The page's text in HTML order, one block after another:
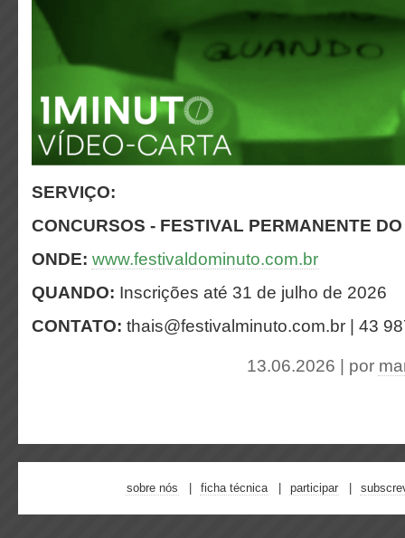
SERVIÇO:
CONCURSOS - FESTIVAL PERMANENTE
ONDE: www.festivaldominuto.com.br
QUANDO: Inscrições até 31 de julho de 2026
CONTATO: thais@festivalminuto.com.br | 43
13.06.2026 | por
sobre nós ficha técnica participar